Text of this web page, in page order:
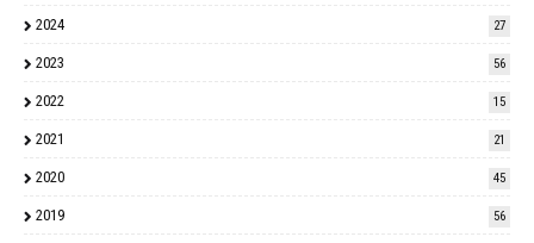
2024 27
2023 56
2022 15
2021 21
2020 45
2019 56